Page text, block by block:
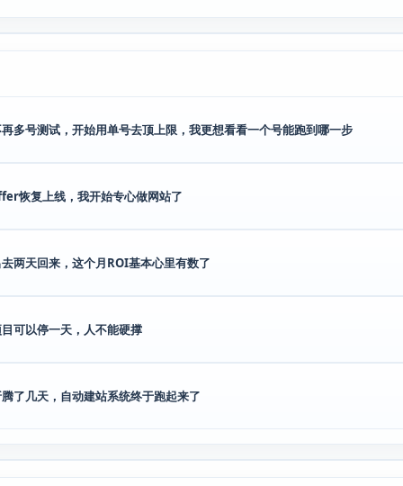
多号测试，开始用单号去顶上限，我更想看看一个号能跑到哪一步
恢复上线，我开始专心做网站了
两天回来，这个月ROI基本心里有数了
可以停一天，人不能硬撑
了几天，自动建站系统终于跑起来了